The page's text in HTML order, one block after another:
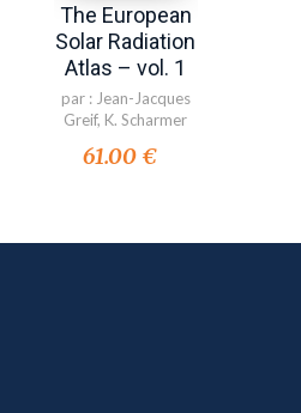
The European
Solar Radiation
Atlas – vol. 1
par : Jean-Jacques
Greif, K. Scharmer
61.00 €